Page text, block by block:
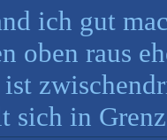
ich gut
oben raus
sich in